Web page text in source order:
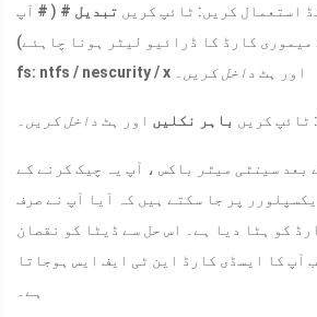
تبدیل #
(
# آپ
fs: ntfs / nescurity / x
اور ہٹ داخل کریں۔
باہر نکلیں اور ہٹ داخل کریں۔
بعد سینٹی میٹر
باکس ، آپ یہ چیک کرنے کے
پر جا سکتے ہیں کہ آیا آپ نے صرف
کو ہٹا دیا ہے۔ اس حل سے ڈیٹا کو نقصان
آپ کا ایسڈی کارڈ این ٹی ایف ایس ہوجاتا
ہے۔